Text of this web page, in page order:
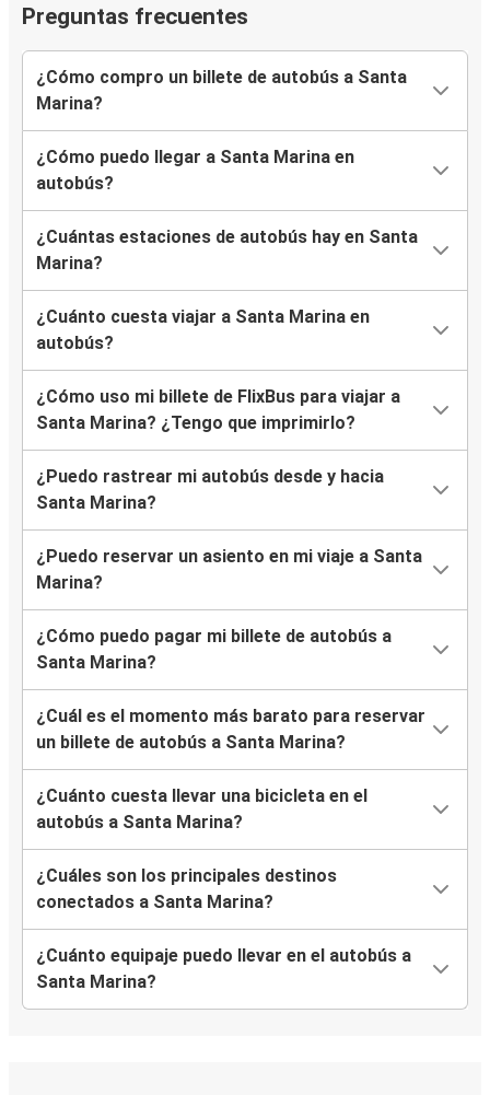
Preguntas frecuentes
¿Cómo compro un billete de autobús a Santa
Marina?
¿Cómo puedo llegar a Santa Marina en
autobús?
¿Cuántas estaciones de autobús hay en Santa
Marina?
¿Cuánto cuesta viajar a Santa Marina en
autobús?
¿Cómo uso mi billete de FlixBus para viajar a
Santa Marina? ¿Tengo que imprimirlo?
¿Puedo rastrear mi autobús desde y hacia
Santa Marina?
¿Puedo reservar un asiento en mi viaje a Santa
Marina?
¿Cómo puedo pagar mi billete de autobús a
Santa Marina?
¿Cuál es el momento más barato para reservar
un billete de autobús a Santa Marina?
¿Cuánto cuesta llevar una bicicleta en el
autobús a Santa Marina?
¿Cuáles son los principales destinos
conectados a Santa Marina?
¿Cuánto equipaje puedo llevar en el autobús a
Santa Marina?